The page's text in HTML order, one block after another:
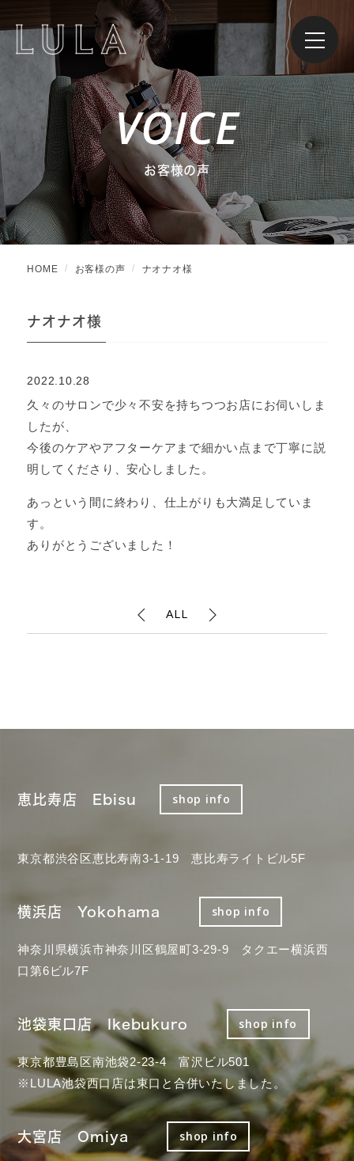
VOICE
お客様の声
HOME お客様の声 ナオナオ様
ナオナオ様
2022.10.28
久々のサロンで少々不安を持ちつつお店にお伺いしま
したが、
今後のケアやアフターケアまで細かい点まで丁寧に説
明してくださり、安心しました。
あっという間に終わり、仕上がりも大満足していま
す。
ありがとうございました！
ALL
恵比寿店 Ebisu shop info
東京都渋谷区恵比寿南3-1-19 恵比寿ライトビル5F
横浜店 Yokohama shop info
神奈川県横浜市神奈川区鶴屋町3-29-9 タクエー横浜西
口第6ビル7F
池袋東口店 Ikebukuro shop info
東京都豊島区南池袋2-23-4 富沢ビル501
※LULA池袋西口店は東口と合併いたしました。
大宮店 Omiya shop info